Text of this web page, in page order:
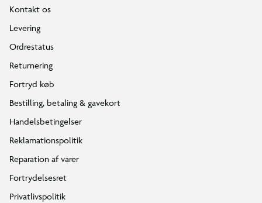
Kontakt os
Levering
Ordrestatus
Returnering
Fortryd køb
Bestilling, betaling & gavekort
Handelsbetingelser
Reklamationspolitik
Reparation af varer
Fortrydelsesret
Privatlivspolitik